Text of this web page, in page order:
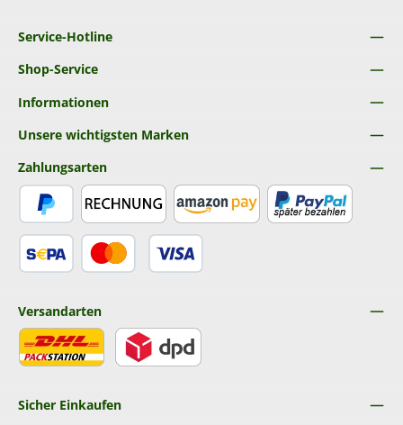
Service-Hotline
Shop-Service
Informationen
Unsere wichtigsten Marken
Sicher Einkaufen
Zahlungsarten
Versandarten